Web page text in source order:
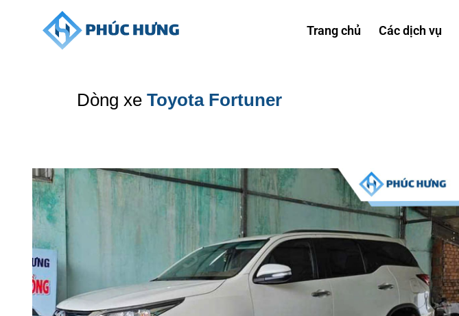
Trang chủ Các dịch vụ
Dòng xe Toyota Fortuner